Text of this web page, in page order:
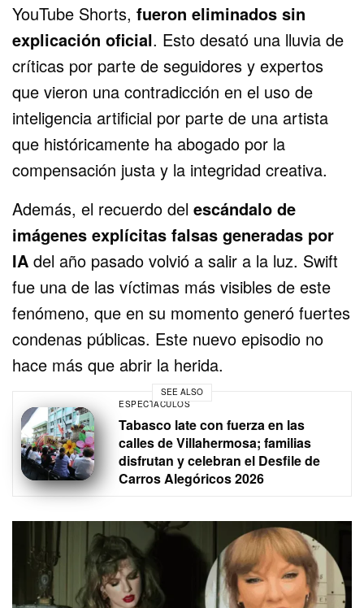
YouTube Shorts, fueron eliminados sin
explicación oficial. Esto desató una lluvia de
críticas por parte de seguidores y expertos
que vieron una contradicción en el uso de
inteligencia artificial por parte de una artista
que históricamente ha abogado por la
compensación justa y la integridad creativa.
Además, el recuerdo delescándalo de
imágenes explícitas falsas generadas por
IA del año pasado volvió a salir a la luz. Swift
fue una de las víctimas más visibles de este
fenómeno, que en su momento generó fuertes
condenas públicas. Este nuevo episodio no
hace más que abrir la herida.
SEE ALSO
ESPECTÁCULOS
Tabasco late con fuerza en las
calles de Villahermosa; familias
disfrutan y celebran el Desfile de
Carros Alegóricos 2026